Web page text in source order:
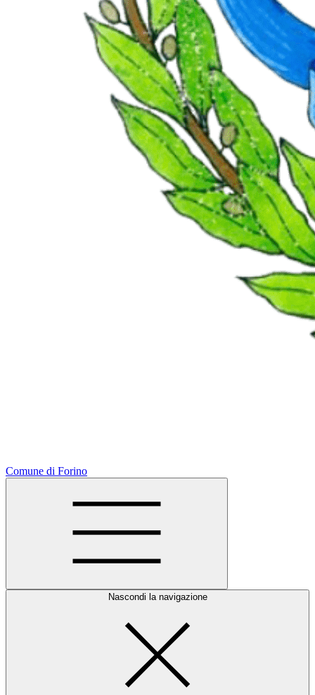
Comune di Forino
Nascondi la navigazione